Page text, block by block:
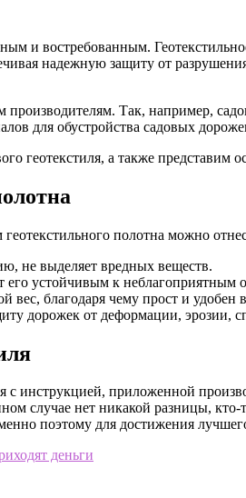
и востребованным.
надежную защиту от
Так, например,
для обустройства садовых
геотекстиля, а также представим
полотна можно
не выделяет вредных веществ.
его устойчивым к
вес, благодаря чему прост и
дорожек от деформации,
с инструкцией, приложенной
случае нет никакой разницы,
поэтому для достижения
деньги